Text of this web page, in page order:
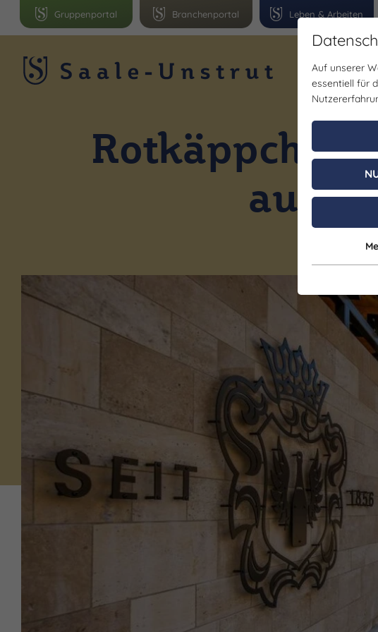
Leben & Arbeiten
Branchenportal
Gruppenportal
Region
Rotkäppchen
aus
Auf unserer
essentiell für